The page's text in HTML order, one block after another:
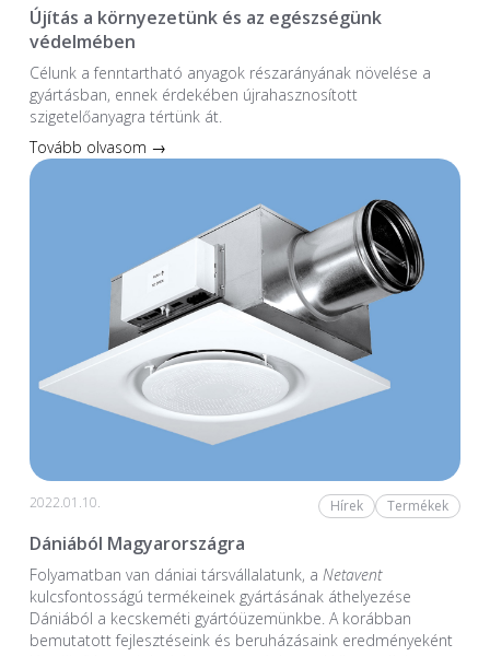
Újítás a környezetünk és az egészségünk
védelmében
Célunk a fenntartható anyagok részarányának növelése a
gyártásban, ennek érdekében újrahasznosított
szigetelőanyagra tértünk át.
Tovább olvasom →
2022.01.10. Hírek Termékek
Dániából Magyarországra
Folyamatban van dániai társvállalatunk, a Netavent
kulcsfontosságú termékeinek gyártásának áthelyezése
Dániából a kecskeméti gyártóüzemünkbe. A korábban
bemutatott fejlesztéseink és beruházásaink eredményeként